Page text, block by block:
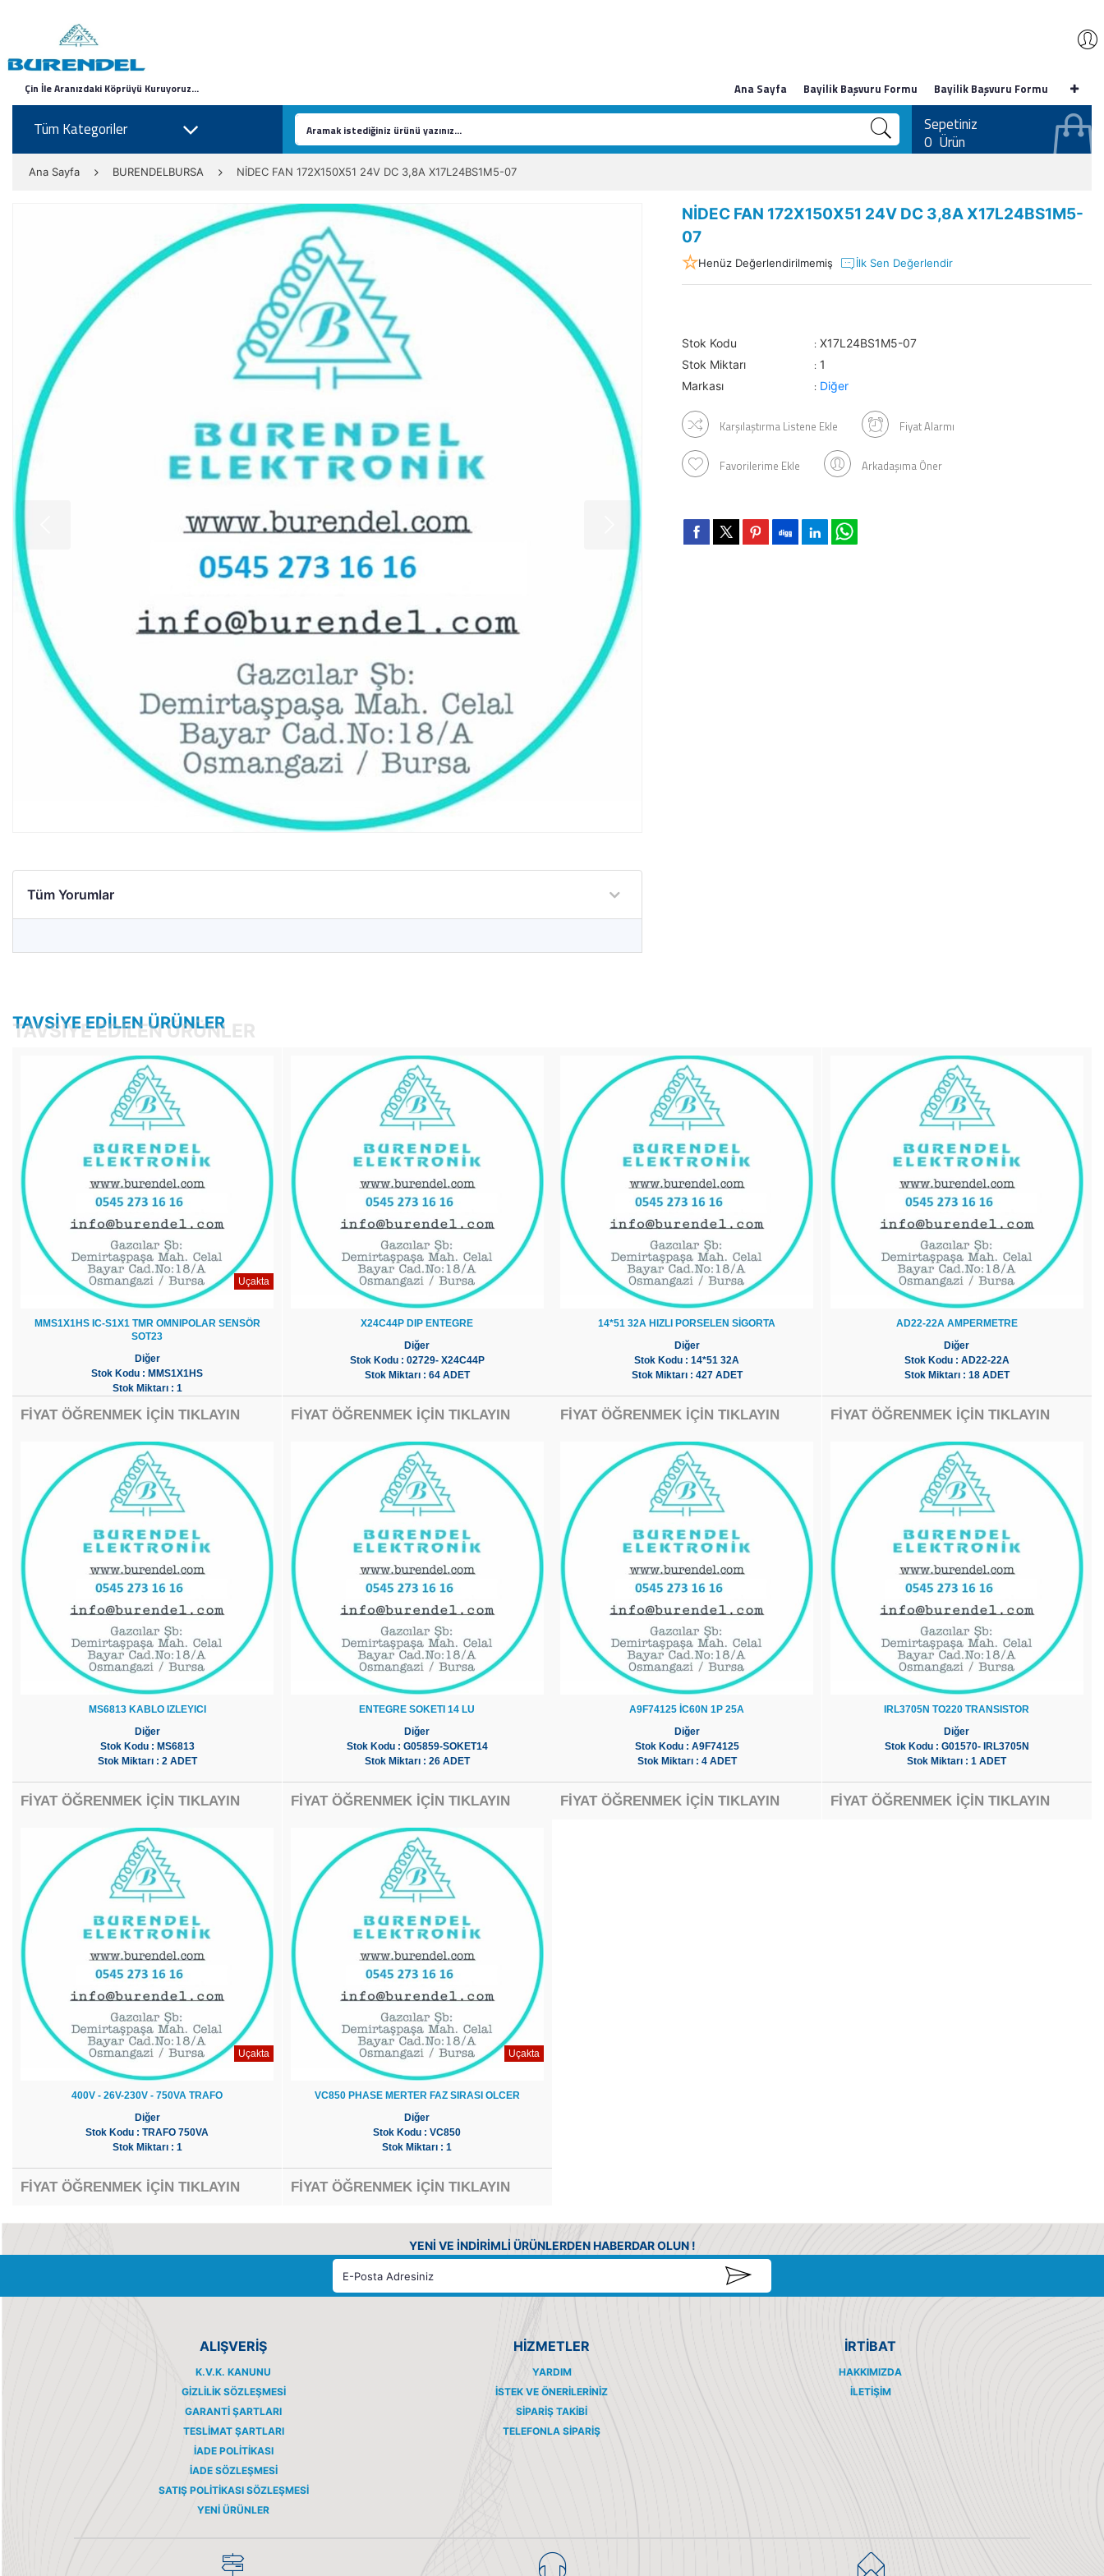
Çin İle Aranızdaki Köprüyü Kuruyoruz... Ana Sayfa Bayilik Başvuru Formu Bayilik Başvuru Formu
Tüm Kategoriler
Sepetiniz
0 Ürün
Ana Sayfa BURENDELBURSA NİDEC FAN 172X150X51 24V DC 3,8A X17L24BS1M5-07
Tüm Yorumlar
NİDEC FAN 172X150X51 24V DC 3,8A X17L24BS1M5-
07
Henüz Değerlendirilmemiş İlk Sen Değerlendir
Stok Kodu : X17L24BS1M5-07
Stok Miktarı
: 1
Markası
: Diğer
Karşılaştırma Listene Ekle Fiyat Alarmı
Favorilerime Ekle Arkadaşıma Öner
TAVSIYE EDILEN ÜRÜNLER
TAVSIYE EDILEN ÜRÜNLER
Uçakta
MMS1X1HS IC-S1X1 TMR OMNIPOLAR SENSÖR
SOT23
Diğer
Stok Kodu : MMS1X1HS
Stok Miktarı : 1
FİYAT ÖĞRENMEK İÇİN TIKLAYIN
X24C44P DIP ENTEGRE
Diğer
Stok Kodu : 02729- X24C44P
Stok Miktarı : 64 ADET
FİYAT ÖĞRENMEK İÇİN TIKLAYIN
14*51 32A HIZLI PORSELEN SİGORTA
Diğer
Stok Kodu : 14*51 32A
Stok Miktarı : 427 ADET
FİYAT ÖĞRENMEK İÇİN TIKLAYIN
AD22-22A AMPERMETRE
Diğer
Stok Kodu : AD22-22A
Stok Miktarı : 18 ADET
FİYAT ÖĞRENMEK İÇİN TIKLAYIN
MS6813 KABLO IZLEYICI
Diğer
Stok Kodu : MS6813
Stok Miktarı : 2 ADET
FİYAT ÖĞRENMEK İÇİN TIKLAYIN
ENTEGRE SOKETI 14 LU
Diğer
Stok Kodu : G05859-SOKET14
Stok Miktarı : 26 ADET
FİYAT ÖĞRENMEK İÇİN TIKLAYIN
A9F74125 İC60N 1P 25A
Diğer
Stok Kodu : A9F74125
Stok Miktarı : 4 ADET
FİYAT ÖĞRENMEK İÇİN TIKLAYIN
IRL3705N TO220 TRANSISTOR
Diğer
Stok Kodu : G01570- IRL3705N
Stok Miktarı : 1 ADET
FİYAT ÖĞRENMEK İÇİN TIKLAYIN
Uçakta
400V - 26V-230V - 750VA TRAFO
Diğer
Stok Kodu : TRAFO 750VA
Stok Miktarı : 1
FİYAT ÖĞRENMEK İÇİN TIKLAYIN
Uçakta
VC850 PHASE MERTER FAZ SIRASI OLCER
Diğer
Stok Kodu : VC850
Stok Miktarı : 1
FİYAT ÖĞRENMEK İÇİN TIKLAYIN
YENİ VE İNDİRİMLİ ÜRÜNLERDEN HABERDAR OLUN !
ALIŞVERİŞ
K.V.K. KANUNU
GIZLILIK SÖZLEŞMESI
GARANTI ŞARTLARI
TESLIMAT ŞARTLARI
İADE POLITIKASI
İADE SÖZLEŞMESI
SATIŞ POLITIKASI SÖZLEŞMESI
YENI ÜRÜNLER
HİZMETLER
YARDIM
İSTEK VE ÖNERILERINIZ
SIPARIŞ TAKIBI
TELEFONLA SIPARIŞ
İRTİBAT
HAKKIMIZDA
İLETIŞIM